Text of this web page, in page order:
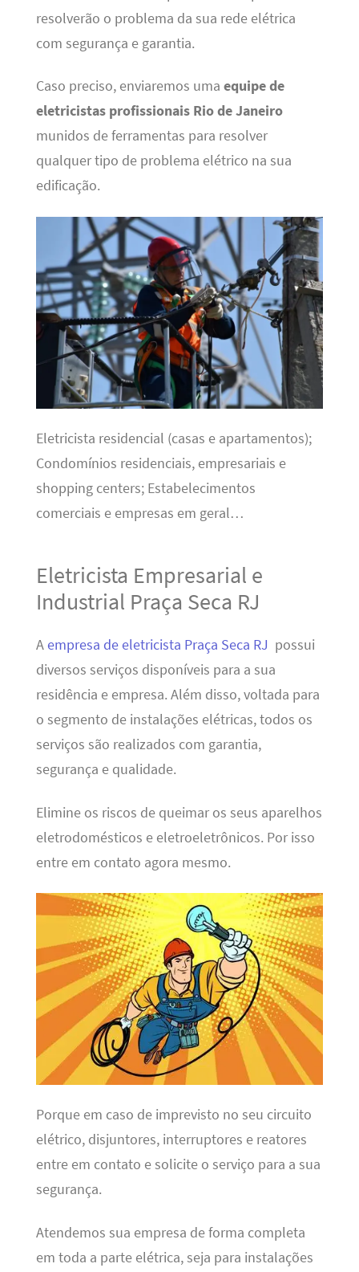
resolverão o problema da sua rede elétrica
com segurança e garantia.
Caso preciso, enviaremos uma equipe de
eletricistas profissionais Rio de Janeiro
munidos de ferramentas para resolver
qualquer tipo de problema elétrico na sua
edificação.
Eletricista residencial (casas e apartamentos);
Condomínios residenciais, empresariais e
shopping centers; Estabelecimentos
comerciais e empresas em geral…
Eletricista Empresarial e
Industrial Praça Seca RJ
Aempresa de eletricista Praça Seca RJ possui
diversos serviços disponíveis para a sua
residência e empresa. Além disso, voltada para
o segmento de instalações elétricas, todos os
serviços são realizados com garantia,
segurança e qualidade.
Elimine os riscos de queimar os seus aparelhos
eletrodomésticos e eletroeletrônicos. Por isso
entre em contato agora mesmo.
Porque em caso de imprevisto no seu circuito
elétrico, disjuntores, interruptores e reatores
entre em contato e solicite o serviço para a sua
segurança.
Atendemos sua empresa de forma completa
em toda a parte elétrica, seja para instalações